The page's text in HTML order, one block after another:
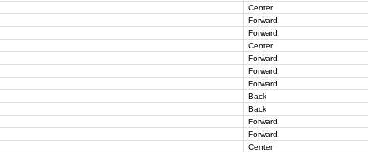
Center
Forward
Forward
Center
Forward
Forward
Forward
Back
Back
Forward
Forward
Center